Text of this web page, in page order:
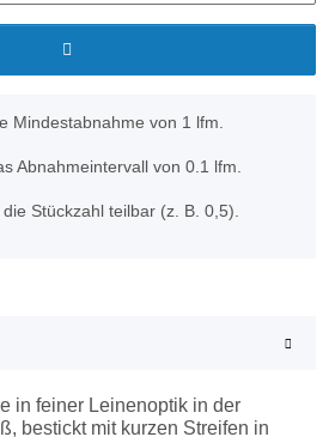
Mindestabnahme von 1 lfm.
Abnahmeintervall von 0.1 lfm.
Stückzahl teilbar (z. B. 0,5).
in feiner Leinenoptik in der
bestickt mit kurzen Streifen in